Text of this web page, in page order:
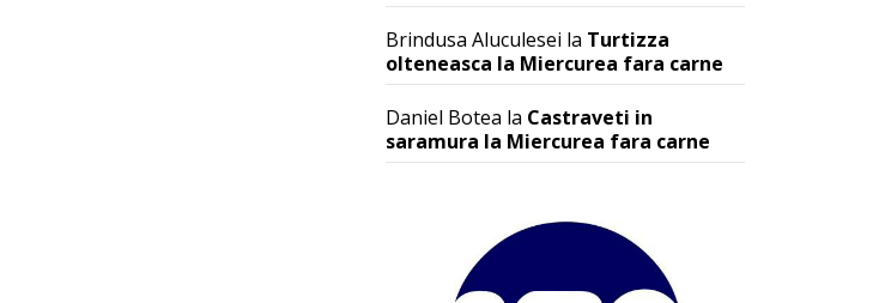
Brindusa Aluculesei la Turtizza
olteneasca la Miercurea fara carne
Daniel Botea la Castraveti in
saramura la Miercurea fara carne